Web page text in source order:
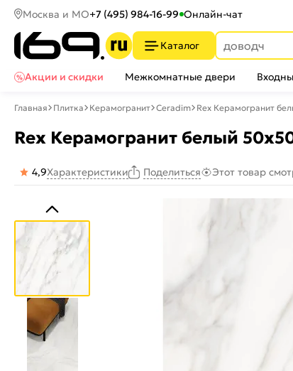
Москва и МО+7 (495) 984-16-99 Онлайн-чат
Каталог
Акции и скидки
Межкомнатные двери
Главная Плитка Керамогранит Ceradim Rex Керамогранит
Rex Керамогранит белый
4,9Характеристики Поделиться Этот товар